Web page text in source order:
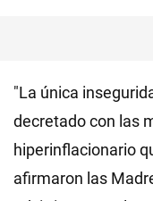
"La única
decretado con las
hiperinflacionario
afirmaron las